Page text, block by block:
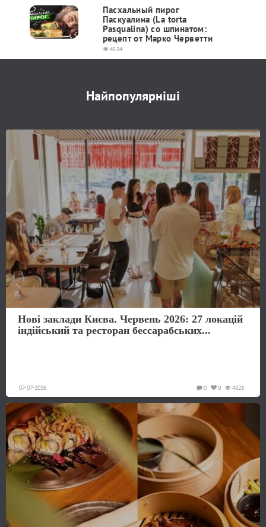
Пасхальный пирог
Паскуалина (La torta
Рasqualina) со шпинатом:
рецепт от Марко Черветти
4554
Найпопулярніші
Нові заклади Києва. Червень 2026: 27 локацій
індійський та ресторан бессарабських...
07-07-2026 4826
0
0